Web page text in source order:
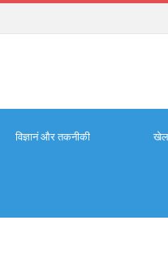
विज्ञानं और तकनीकी खेल